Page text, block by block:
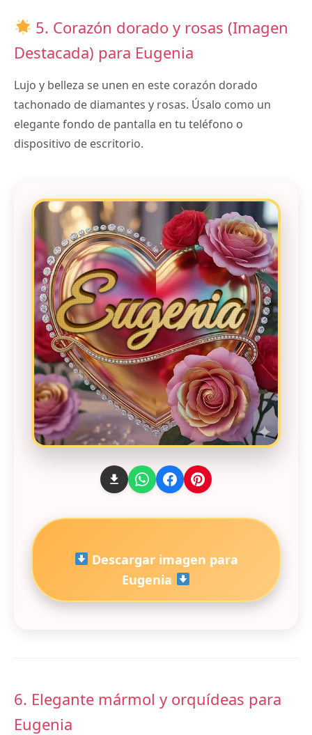
5. Corazón dorado y rosas (Imagen
Destacada) para Eugenia
Lujo y belleza se unen en este corazón dorado
tachonado de diamantes y rosas. Úsalo como un
elegante fondo de pantalla en tu teléfono o
dispositivo de escritorio.
Descargar imagen para
Eugenia
6. Elegante mármol y orquídeas para
Eugenia